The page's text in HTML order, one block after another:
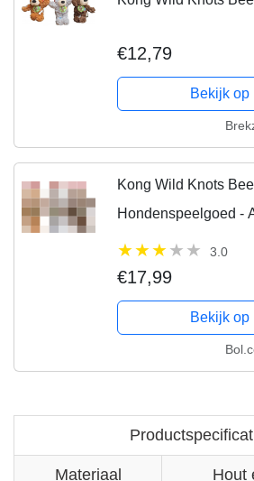
€12,79
Bekijk op
Kong Wild Knots
Hondenspeelgoed -
x 10 cm
3.0
€17,99
Bekijk op
Materiaal Hout